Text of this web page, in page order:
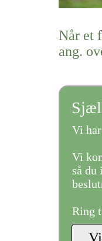
Når et
ang.
Vi
Vi
så
Ring